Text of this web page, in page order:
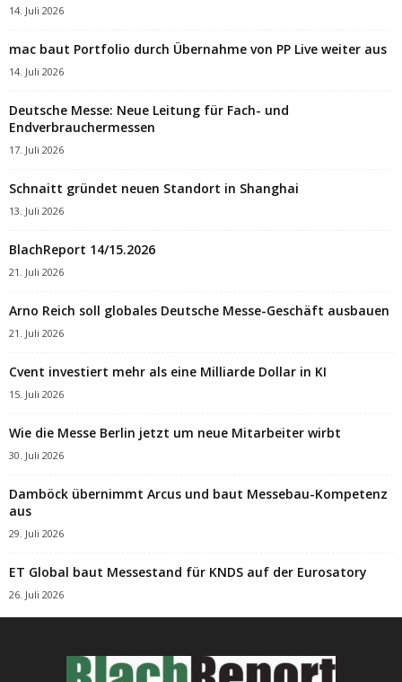
14. Juli 2026
mac baut Portfolio durch Übernahme von PP Live weiter aus
14. Juli 2026
Deutsche Messe: Neue Leitung für Fach- und
Endverbrauchermessen
17. Juli 2026
Schnaitt gründet neuen Standort in Shanghai
13. Juli 2026
BlachReport 14/15.2026
21. Juli 2026
Arno Reich soll globales Deutsche Messe-Geschäft ausbauen
21. Juli 2026
Cvent investiert mehr als eine Milliarde Dollar in KI
15. Juli 2026
Wie die Messe Berlin jetzt um neue Mitarbeiter wirbt
30. Juli 2026
Damböck übernimmt Arcus und baut Messebau-Kompetenz
aus
29. Juli 2026
ET Global baut Messestand für KNDS auf der Eurosatory
26. Juli 2026